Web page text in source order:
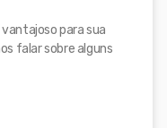
para sua
falar sobre alguns